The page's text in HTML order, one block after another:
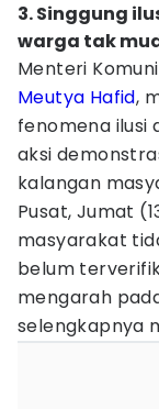
3. Singgung
warga tak
Menteri
Meutya Hafid,
fenomena ilusi
aksi
kalangan
Pusat, Jumat
masyarakat
belum
mengarah
selengkapnya